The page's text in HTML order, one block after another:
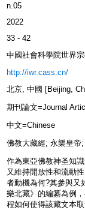
n.05
2022
33 - 42
中國社會科學院世界
http://iwr.cass.cn/
北京, 中國 [Beijing,
期刊論文=Journal
中文=Chinese
佛教大藏經; 永樂皇帝
作為東亞佛教神圣知
又維持開放性和流動
者動機為何?其參與又
樂北藏》的編纂為例
程如何使得該藏文本